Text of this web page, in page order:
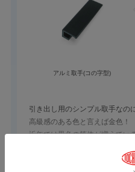
アルミ取手(コの字型)
引き出し用のシンプル取手なの
高級感のある色と言えば金色！
近年では黒色の筐体が増えてい
続き